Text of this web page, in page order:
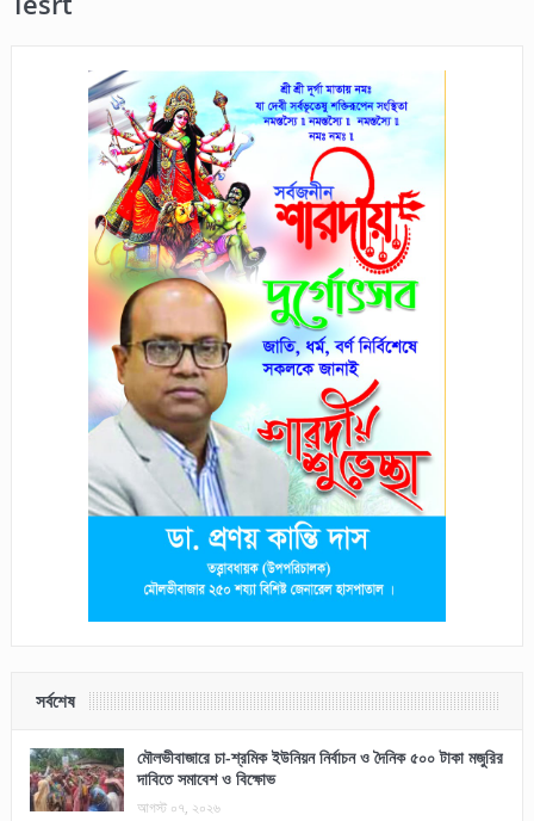
সর্বশেষ
মৌলভীবাজারে চা-শ্রমিক ইউনিয়ন নির্বাচন ও দৈনিক ৫০০ টাকা মজুরির
দাবিতে সমাবেশ ও বিক্ষোভ
আগস্ট ০৭, ২০২৬